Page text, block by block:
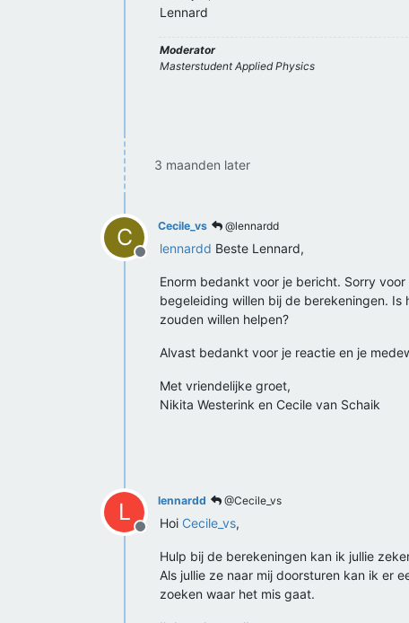
Lennard
Moderator
Masterstudent Applied Physics
3 maanden later
C
Offline
Cecile_vs @lennardd
lennardd Beste Lennard,
Enorm bedankt voor je bericht. Sorry
begeleiding willen bij de berekeningen.
zouden willen helpen?
Alvast bedankt voor je reactie en je
Met vriendelijke groet,
Nikita Westerink en Cecile van Schaik
L
Offline
lennardd @Cecile_vs
Hoi Cecile_vs,
Hulp bij de berekeningen kan ik jullie
Als jullie ze naar mij doorsturen kan ik er
zoeken waar het mis gaat.